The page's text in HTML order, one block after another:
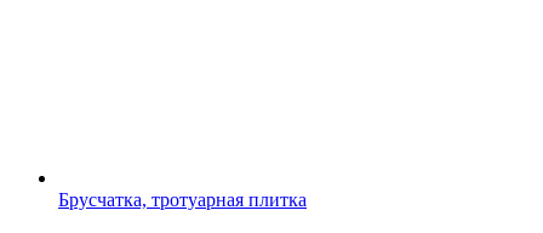
Брусчатка, тротуарная плитка